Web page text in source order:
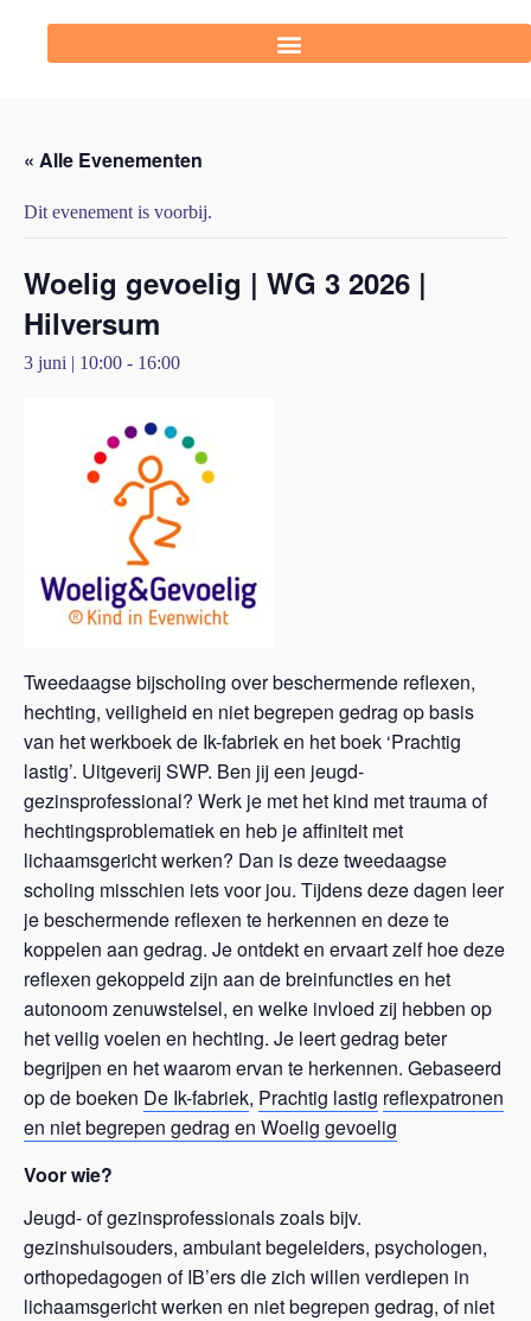
« Alle Evenementen
Dit evenement is voorbij.
Woelig gevoelig | WG 3 2026 |
Hilversum
3 juni | 10:00 - 16:00
Tweedaagse bijscholing over beschermende reflexen,
hechting, veiligheid en niet begrepen gedrag op basis
van het werkboek de Ik-fabriek en het boek ‘Prachtig
lastig’. Uitgeverij SWP. Ben jij een jeugd-
gezinsprofessional? Werk je met het kind met trauma of
hechtingsproblematiek en heb je affiniteit met
lichaamsgericht werken? Dan is deze tweedaagse
scholing misschien iets voor jou. Tijdens deze dagen leer
je beschermende reflexen te herkennen en deze te
koppelen aan gedrag. Je ontdekt en ervaart zelf hoe deze
reflexen gekoppeld zijn aan de breinfuncties en het
autonoom zenuwstelsel, en welke invloed zij hebben op
het veilig voelen en hechting. Je leert gedrag beter
begrijpen en het waarom ervan te herkennen. Gebaseerd
op de boeken De Ik-fabriek, Prachtig lastig reflexpatronen
en niet begrepen gedrag en Woelig gevoelig
Voor wie?
Jeugd- of gezinsprofessionals zoals bijv.
gezinshuisouders, ambulant begeleiders, psychologen,
orthopedagogen of IB’ers die zich willen verdiepen in
lichaamsgericht werken en niet begrepen gedrag, of niet